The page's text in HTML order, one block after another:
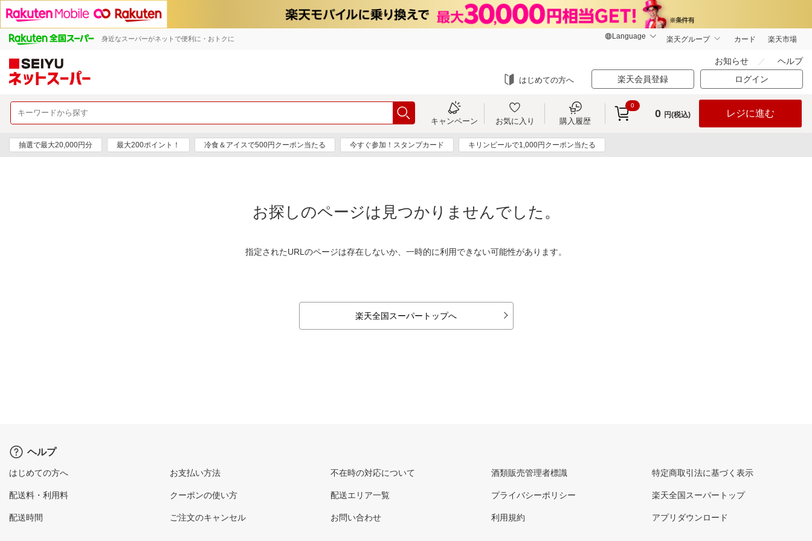
身近なスーパーがネットで便利に・おトクに 楽天グループ カード 楽天市場
お知らせ ヘルプ
はじめての方へ 楽天会員登録 ログイン
キャンペーン お気に入り 購入履歴
0
0 円(税込) レジに進む
抽選で最大20,000円分 最大200ポイント！ 冷食＆アイスで500円クーポン当たる 今すぐ参加！スタンプカード キリンビールで1,000円クーポン当たる
お探しのページは見つかりませんでした。
指定されたURLのページは存在しないか、一時的に利用できない可能性があります。
楽天全国スーパートップへ
ヘルプ
はじめての方へ
配送料・利用料
配送時間
お支払い方法
クーポンの使い方
ご注文のキャンセル
不在時の対応について
配送エリア一覧
お問い合わせ
酒類販売管理者標識
プライバシーポリシー
利用規約
特定商取引法に基づく表示
楽天全国スーパートップ
アプリダウンロード